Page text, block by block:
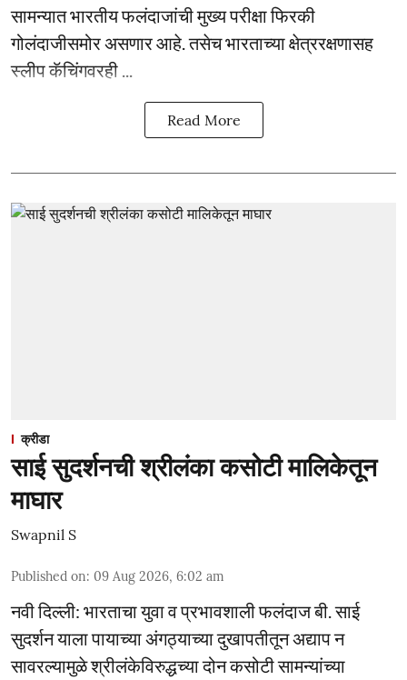
सामन्यात भारतीय फलंदाजांची मुख्य परीक्षा फिरकी
गोलंदाजीसमोर असणार आहे. तसेच भारताच्या क्षेत्ररक्षणासह
स्लीप कॅचिंगवरही ...
Read More
क्रीडा
साई सुदर्शनची श्रीलंका कसोटी मालिकेतून
माघार
Swapnil S
Published on: 09 Aug 2026, 6:02 am
नवी दिल्ली: भारताचा युवा व प्रभावशाली फलंदाज बी. साई
सुदर्शन याला पायाच्या अंगठ्याच्या दुखापतीतून अद्याप न
सावरल्यामुळे श्रीलंकेविरुद्धच्या दोन कसोटी सामन्यांच्या